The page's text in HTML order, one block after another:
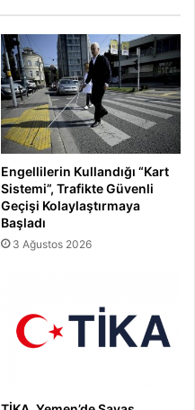
Engellilerin Kullandığı “Kart
Sistemi”, Trafikte Güvenli
Geçişi Kolaylaştırmaya
Başladı
3 Ağustos 2026